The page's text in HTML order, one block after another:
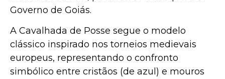
Governo de Goiás.
A Cavalhada de Posse segue o modelo
clássico inspirado nos torneios medievais
europeus, representando o confronto
simbólico entre cristãos (de azul) e mouros